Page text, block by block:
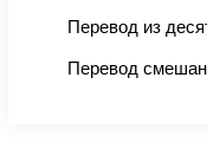
Перевод из
Перевод